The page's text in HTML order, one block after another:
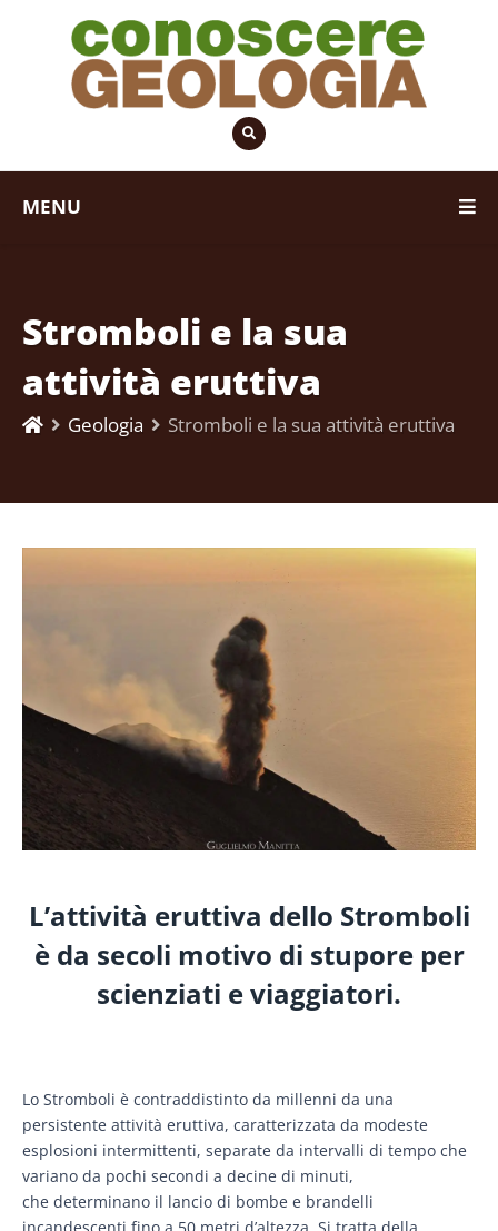
MENU
Stromboli e la sua
attività eruttiva
Geologia Stromboli e la sua attività eruttiva
L’attività eruttiva dello Stromboli
è da secoli motivo di stupore per
scienziati e viaggiatori.
Lo Stromboli è contraddistinto da millenni da una
persistente attività eruttiva, caratterizzata da modeste
esplosioni intermittenti, separate da intervalli di tempo che
variano da pochi secondi a decine di minuti,
che determinano il lancio di bombe e brandelli